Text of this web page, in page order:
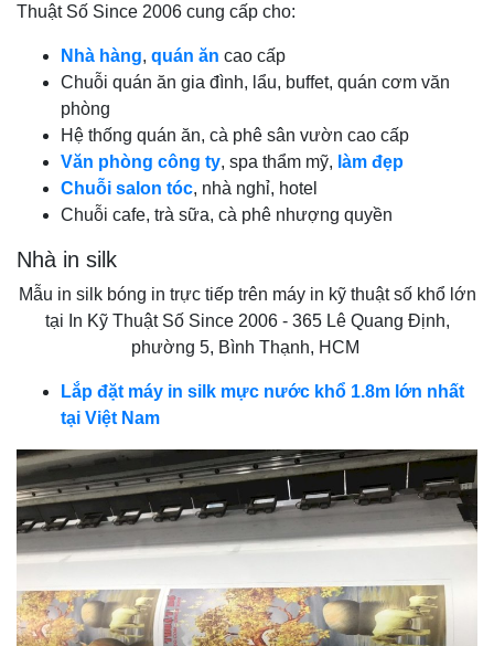
Thuật Số Since 2006 cung cấp cho:
Nhà hàng, quán ăn cao cấp
Chuỗi quán ăn gia đình, lẩu, buffet, quán cơm văn
phòng
Hệ thống quán ăn, cà phê sân vườn cao cấp
Văn phòng công ty, spa thẩm mỹ, làm đẹp
Chuỗi salon tóc, nhà nghỉ, hotel
Chuỗi cafe, trà sữa, cà phê nhượng quyền
Nhà in silk
Mẫu in silk bóng in trực tiếp trên máy in kỹ thuật số khổ lớn
tại In Kỹ Thuật Số Since 2006 - 365 Lê Quang Định,
phường 5, Bình Thạnh, HCM
Lắp đặt máy in silk mực nước khổ 1.8m lớn nhất
tại Việt Nam